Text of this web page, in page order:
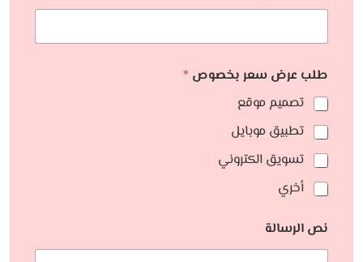
طلب عرض سعر بخصوص *
تصميم موقع
تطبيق موبايل
تسويق الكتروني
أخري
نص الرسالة